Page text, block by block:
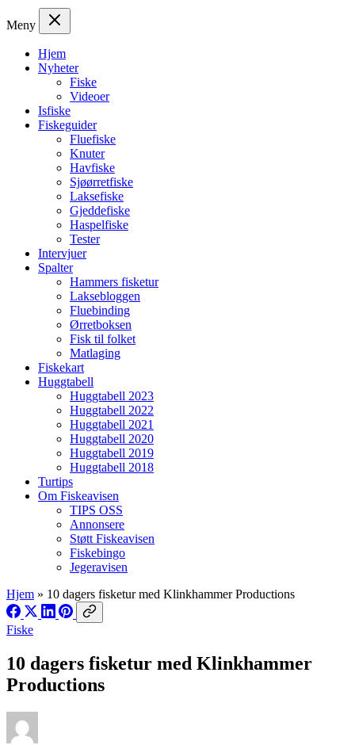
Meny
Hjem
Nyheter
Fiske
Videoer
Isfiske
Fiskeguider
Fluefiske
Knuter
Havfiske
Sjøørretfiske
Laksefiske
Gjeddefiske
Haspelfiske
Tester
Intervjuer
Spalter
Hammers fisketur
Laksebloggen
Fluebinding
Ørretboksen
Fisk til folket
Matlaging
Fiskekart
Huggtabell
Huggtabell 2023
Huggtabell 2022
Huggtabell 2021
Huggtabell 2020
Huggtabell 2019
Huggtabell 2018
Turtips
Om Fiskeavisen
TIPS OSS
Annonsere
Støtt Fiskeavisen
Fiskebingo
Jegeravisen
Hjem » 10 dagers fisketur med Klinkhammer Productions
Fiske
10 dagers fisketur med Klinkhammer
Productions